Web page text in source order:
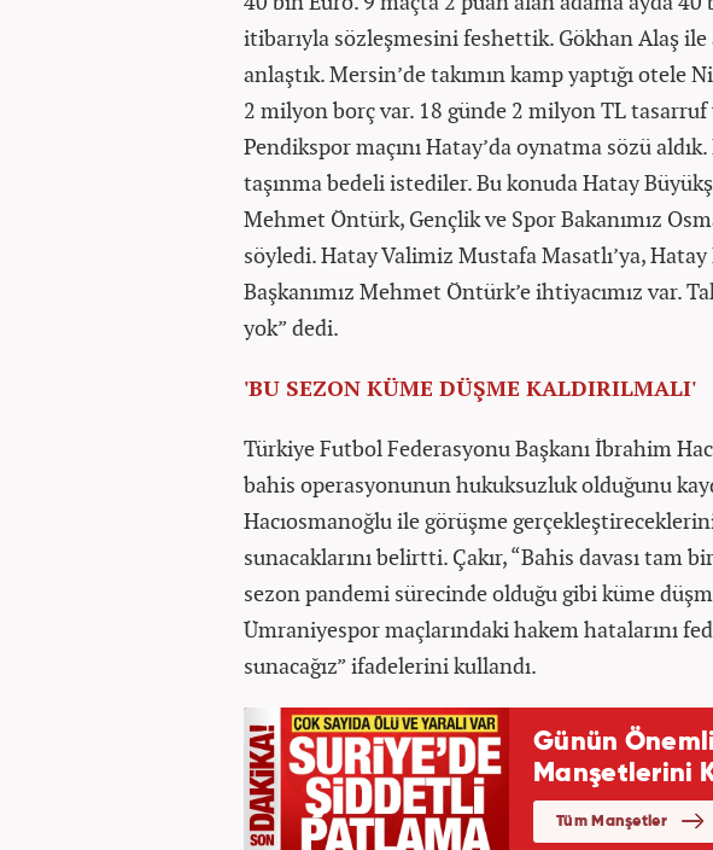
itibarıyla sözleşmesini feshettik. Gökhan Alaş ile
anlaştık. Mersin’de takımın kamp yaptığı otele
2 milyon borç var. 18 günde 2 milyon TL tasarruf
Pendikspor maçını Hatay’da oynatma sözü
taşınma bedeli istediler. Bu konuda Hatay
Mehmet Öntürk, Gençlik ve Spor Bakanımız
söyledi. Hatay Valimiz Mustafa Masatlı’ya,
Başkanımız Mehmet Öntürk’e ihtiyacımız var.
yok” dedi.
'BU SEZON KÜME DÜŞME KALDIRILMALI'
Türkiye Futbol Federasyonu Başkanı İbrahim
bahis operasyonunun hukuksuzluk olduğunu
Hacıosmanoğlu ile görüşme
sunacaklarını belirtti. Çakır, “Bahis davası tam
sezon pandemi sürecinde olduğu gibi küme
Ümraniyespor maçlarındaki hakem hatalarını
sunacağız” ifadelerini kullandı.